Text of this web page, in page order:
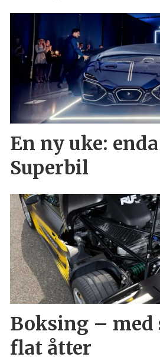
En ny uke:
Superbil
Boksing – med
flat åtter